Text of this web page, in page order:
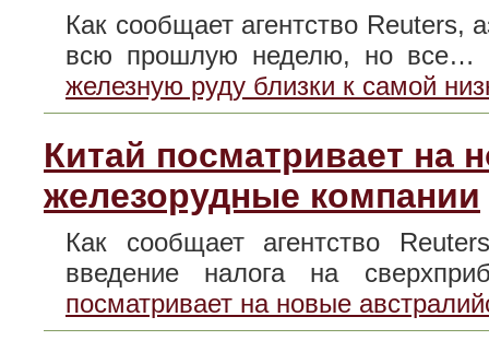
Как сообщает агентство Reuters,
всю прошлую неделю, но все…
железную руду близки к самой
Китай посматривает на
железорудные компании
Как сообщает агентство
введение налога на
посматривает на новые